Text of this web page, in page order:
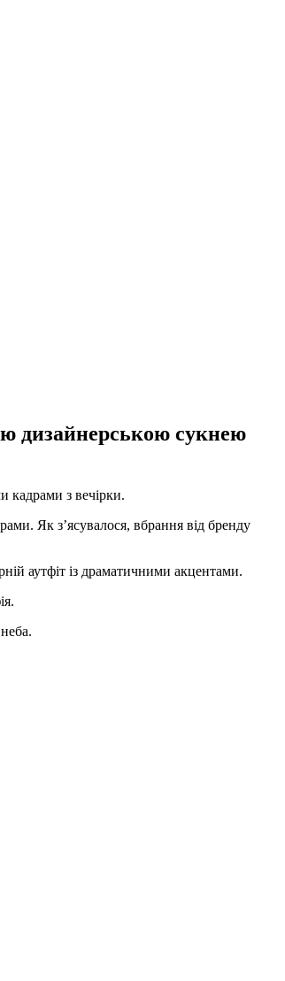
дизайнерською сукнею
кадрами з вечірки.
Як з’ясувалося, вбрання від бренду
аутфіт із драматичними акцентами.